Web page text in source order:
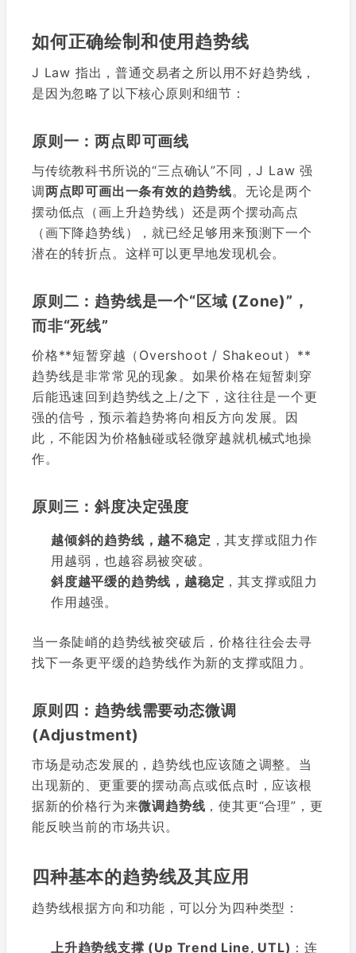
如何正确绘制和使用趋势线
J Law 指出，普通交易者之所以用不好趋势线，
是因为忽略了以下核心原则和细节：
原则一：两点即可画线
与传统教科书所说的“三点确认”不同，J Law 强
调两点即可画出一条有效的趋势线。无论是两个
摆动低点（画上升趋势线）还是两个摆动高点
（画下降趋势线），就已经足够用来预测下一个
潜在的转折点。这样可以更早地发现机会。
原则二：趋势线是一个“区域 (Zone)”，
而非“死线”
价格**短暂穿越（Overshoot / Shakeout）**
趋势线是非常常见的现象。如果价格在短暂刺穿
后能迅速回到趋势线之上/之下，这往往是一个更
强的信号，预示着趋势将向相反方向发展。因
此，不能因为价格触碰或轻微穿越就机械式地操
作。
原则三：斜度决定强度
越倾斜的趋势线，越不稳定 ，其支撑或阻力作
用越弱，也越容易被突破。
斜度越平缓的趋势线，越稳定 ，其支撑或阻力
作用越强。
当一条陡峭的趋势线被突破后，价格往往会去寻
找下一条更平缓的趋势线作为新的支撑或阻力。
原则四：趋势线需要动态微调
(Adjustment)
市场是动态发展的，趋势线也应该随之调整。当
出现新的、更重要的摆动高点或低点时，应该根
据新的价格行为来微调趋势线 ，使其更“合理”，更
能反映当前的市场共识。
四种基本的趋势线及其应用
趋势线根据方向和功能，可以分为四种类型：
上升趋势线支撑 (Up Trend Line, UTL) ：连